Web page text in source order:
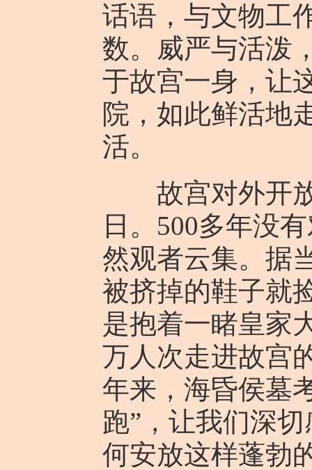
话语，与文物工
数。威严与活泼
于故宫一身，让
院，如此鲜活地
活。
故宫对外开放
日。500多年没
然观者云集。据
被挤掉的鞋子就
是抱着一睹皇家
万人次走进故宫
年来，海昏侯墓
跑”，让我们深
何安放这样蓬勃